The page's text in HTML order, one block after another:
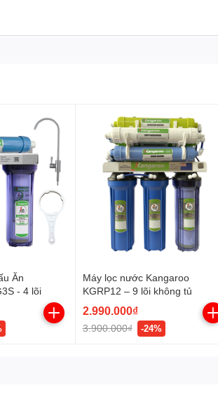
Ăn
- 4 lõi
Máy lọc nước Kangaroo
KGRP12 – 9 lõi không tủ
2.990.000₫
3.900.000₫ -24%